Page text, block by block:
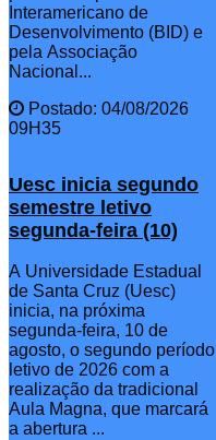
Interamericano de
Desenvolvimento (BID) e
pela Associação
Nacional...
Postado: 04/08/2026
09H35
Uesc inicia segundo
semestre letivo
segunda-feira (10)
A Universidade Estadual
de Santa Cruz (Uesc)
inicia, na próxima
segunda-feira, 10 de
agosto, o segundo período
letivo de 2026 com a
realização da tradicional
Aula Magna, que marcará
a abertura ...